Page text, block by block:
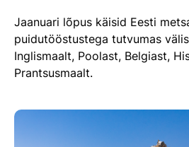
Ümarpalgi ost
Liitu meiega
Jaanuari lõpus käisid Eesti
puidutööstustega tutvumas
Inglismaalt, Poolast, Belgiast,
Prantsusmaalt.